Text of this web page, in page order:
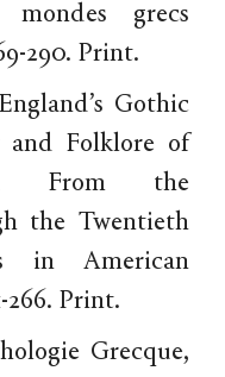
mondes grecs
290. Print.
Gothic
Folklore of
From the
the Twentieth
in American
266. Print.
Grecque,